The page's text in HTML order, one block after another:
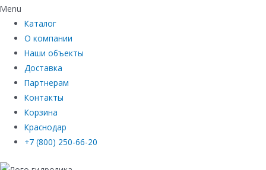
Menu
Каталог
О компании
Наши объекты
Доставка
Партнерам
Контакты
Корзина
Краснодар
+7 (800) 250-66-20